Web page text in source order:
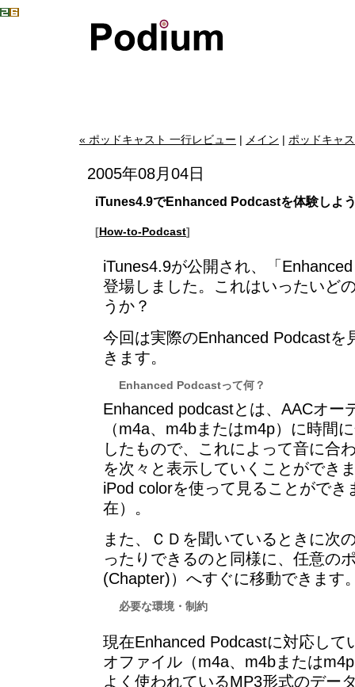
« ポッドキャスト 一行レビュー | メイン | ポッドキャ
2005年08月04日
iTunes4.9でEnhanced Podcastを体験しよ
[How-to-Podcast]
iTunes4.9が公開され、「
登場しました。これはいったいど
うか？
今回は実際のEnhanced Podcastを
きます。
Enhanced Podcastって何？
Enhanced podcastとは、AACオー
（m4a、m4bまたはm4p）に時間
したもので、これによって音に合
を次々と表示していくことができ
iPod colorを使って見ることができ
在）。
また、ＣＤを聞いているときに次
ったりできるのと同様に、任意の
(Chapter)）へすぐに移動できます
必要な環境・制約
現在Enhanced Podcastに対応して
オファイル（m4a、m4bまたは
よく使われているMP3形式のデー